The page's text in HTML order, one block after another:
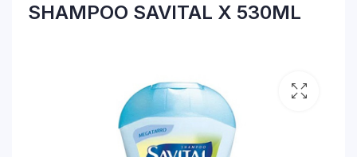
SHAMPOO SAVITAL X 530ML